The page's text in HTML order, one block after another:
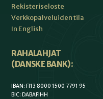
Rekisteriseloste
Verkkopalveluiden tila
In English
RAHALAHJAT
(DANSKE BANK):
IBAN: FI13 8000 1500 7791 95
BIC: DABAFIHH